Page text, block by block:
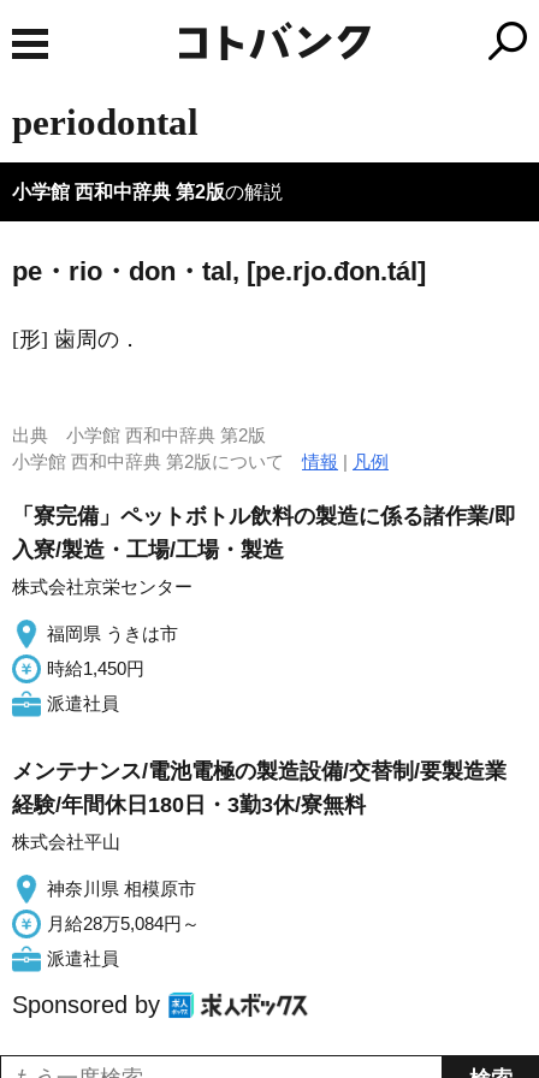
periodontal
小学館 西和中辞典 第2版の解説
pe・rio・don・tal, [pe.rjo.đon.tál]
[形] 歯周の．
出典 小学館 西和中辞典 第2版
小学館 西和中辞典 第2版について情報 | 凡例
「寮完備」ペットボトル飲料の製造に係る諸作業/即
入寮/製造・工場/工場・製造
株式会社京栄センター
福岡県 うきは市
時給1,450円
派遣社員
メンテナンス/電池電極の製造設備/交替制/要製造業
経験/年間休日180日・3勤3休/寮無料
株式会社平山
神奈川県 相模原市
月給28万5,084円～
派遣社員
Sponsored by